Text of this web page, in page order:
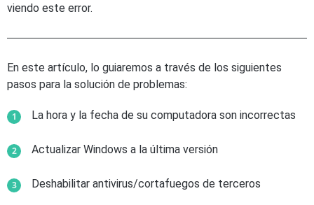
viendo este error.
En este artículo, lo guiaremos a través de los siguientes
pasos para la solución de problemas:
La hora y la fecha de su computadora son incorrectas
Actualizar Windows a la última versión
Deshabilitar antivirus/cortafuegos de terceros